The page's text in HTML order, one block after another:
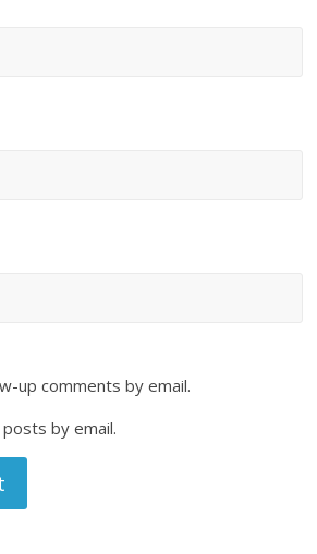
up comments by email.
by email.